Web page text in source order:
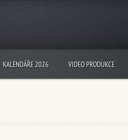
KALENDÁŘE 2026 VIDEO PRODUKCE